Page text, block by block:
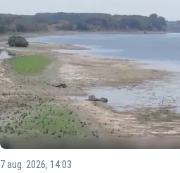
7 aug. 2026, 14:03